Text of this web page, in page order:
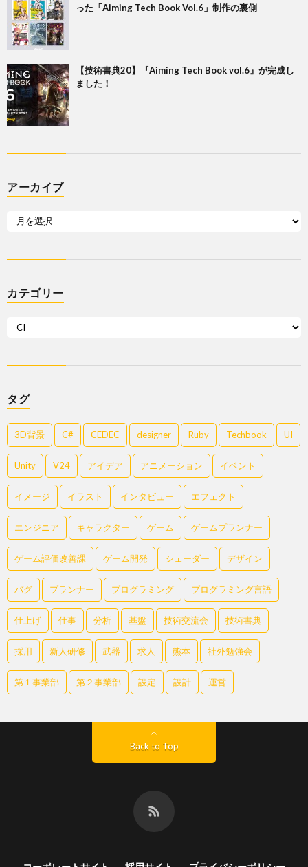
った「Aiming Tech Book Vol.6」制作の裏側
【技術書典20】『Aiming Tech Book vol.6』が完成し
ました！
アーカイブ
カテゴリー
タグ
3D背景 C# CEDEC designer Ruby Techbook UI
Unity V24 アイデア アニメーション イベント
イメージ イラスト インタビュー エフェクト
エンジニア キャラクター ゲーム ゲームプランナー
ゲーム評価改善課 ゲーム開発 シェーダー デザイン
バグ プランナー プログラミング プログラミング言語
仕上げ 仕事 分析 基盤 技術交流会 技術書典
採用 新人研修 武器 求人 熊本 社外勉強会
第１事業部 第２事業部 設定 設計 運営
Back to Top